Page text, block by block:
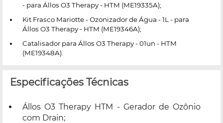
- para Állos O3 Therapy - HTM (ME19335A);
Kit Frasco Mariotte - Ozonizador de Água - 1L - para
Állos O3 Therapy - HTM (ME19346A);
Catalisador para Állos O3 Therapy - 01un - HTM
(ME19348A).
Especificações Técnicas
Állos O3 Therapy HTM - Gerador de Ozônio
com Drain;